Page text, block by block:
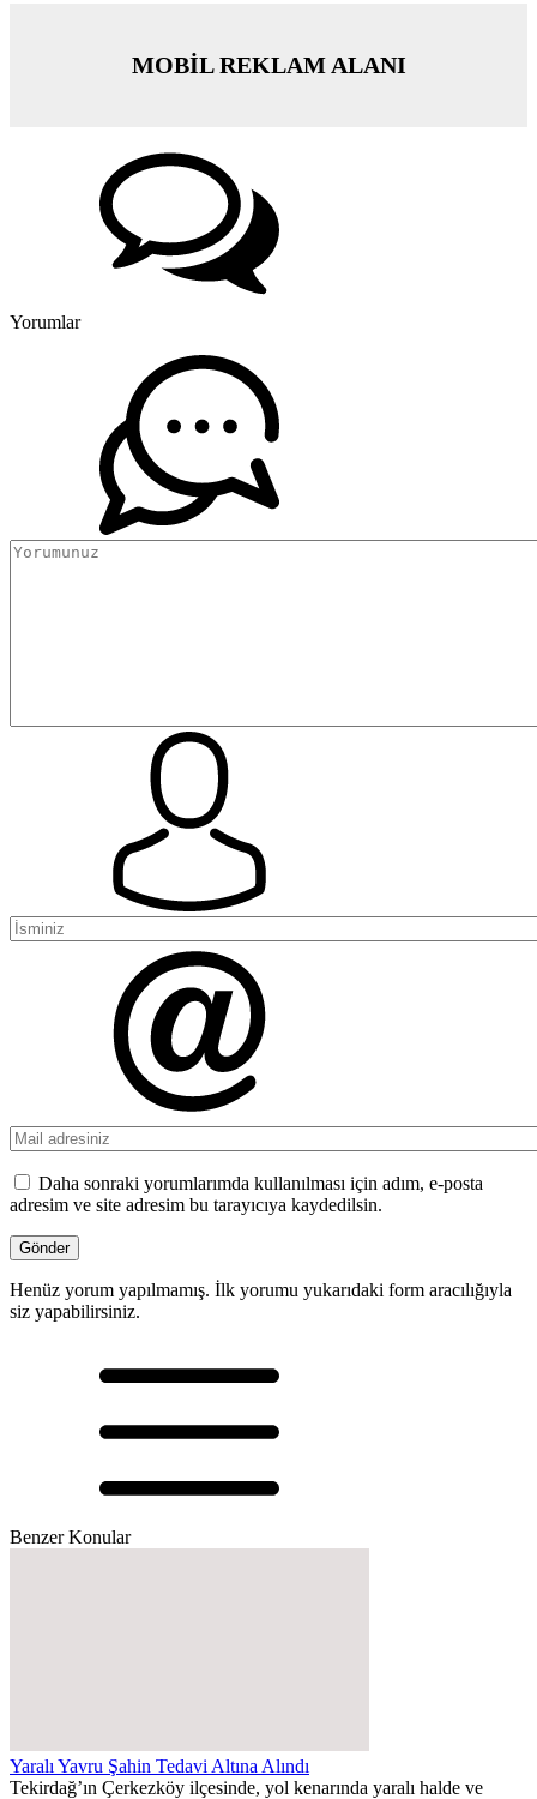
MOBİL REKLAM ALANI
Yorumlar
Daha sonraki yorumlarımda kullanılması için adım, e-posta
adresim ve site adresim bu tarayıcıya kaydedilsin.
Henüz yorum yapılmamış. İlk yorumu yukarıdaki form aracılığıyla
siz yapabilirsiniz.
Benzer Konular
Yaralı Yavru Şahin Tedavi Altına Alındı
Tekirdağ’ın Çerkezköy ilçesinde, yol kenarında yaralı halde ve